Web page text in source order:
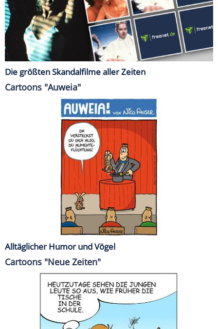
Die größten Skandalfilme aller Zeiten
Cartoons "Auweia"
Alltäglicher Humor und Vögel
Cartoons "Neue Zeiten"